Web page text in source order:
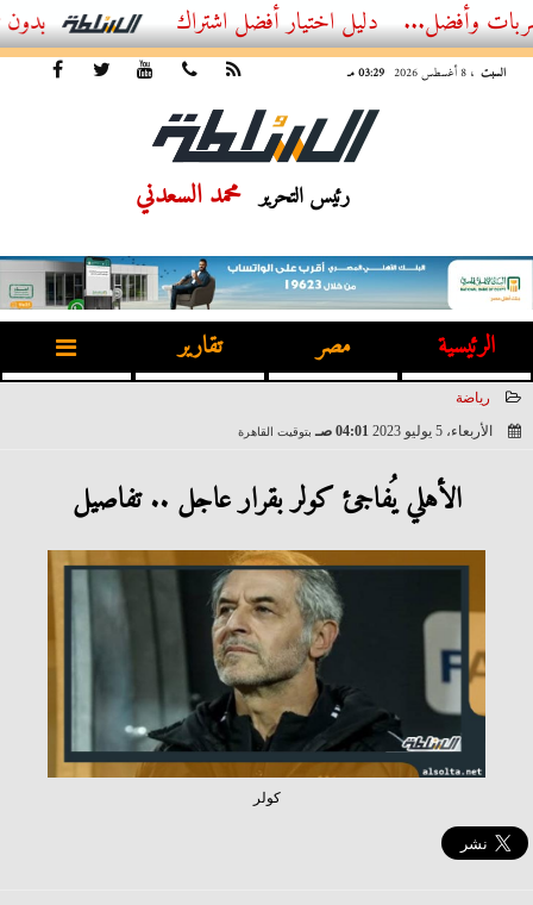
أفضل اشتراك IPTV بدون تقطيع 2026 – دليل المشاهد العصري
السبت ، 8 أغسطس 2026 03:29 مـ
رئيس التحرير محمد السعدني
الرئيسية مصر تقارير
رياضة
الأربعاء، 5 يوليو 2023
04:01 صـ بتوقيت القاهرة
الأهلي يُفاجئ كولر بقرار عاجل .. تفاصيل
كولر